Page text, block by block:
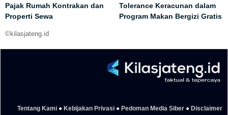
Pajak Rumah Kontrakan dan
Properti Sewa
Tolerance Keracunan dalam
Program Makan Bergizi Gratis
©kilasjateng.id
Tentang Kami ● Kebijakan Privasi ● Pedoman Media Siber ● Disclaimer